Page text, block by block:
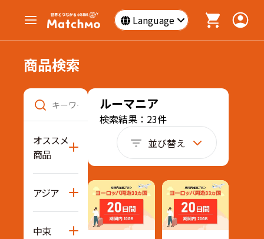
Language
商品検索
オススメ
商品
アジア
中東
ルーマニア
検索結果：23件
並び替え